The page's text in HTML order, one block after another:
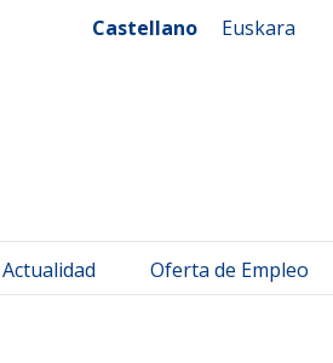
Castellano Euskara
Actualidad Oferta de Empleo